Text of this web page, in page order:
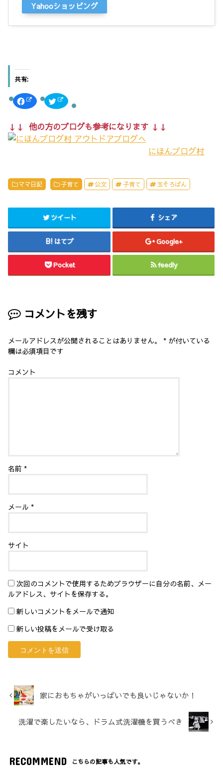
Yahooショッピング
共有:
F
c
o
o
k
に
は
ク
ク
だ
新
ウ
ィ
開
き
ま
ク
ッ
し
て
T
w
で
共
有
し
い
ウ
ン
ド
ウ
開
ま
す
)
↓↓ 他の方のブログも参考になります ↓↓
にほんブログ村
ママ日記 子育て 公文 子育て 玉そろばん
ツイート シェア
はてブ Google+
Pocket feedly
コメントを残す
メールアドレスが公開されることはありません。 * が付いている
欄は必須項目です
コメント
名前*
メール*
サイト
次回のコメントで使用するためブラウザーに自分の名前、メー
ルアドレス、サイトを保存する。
新しいコメントをメールで通知
新しい投稿をメールで受け取る
家におもちゃがいっぱいでも良いじゃないか！
洗濯で楽したいなら、ドラム式洗濯機を買うべき
RECOMMEND こちらの記事も人気です。